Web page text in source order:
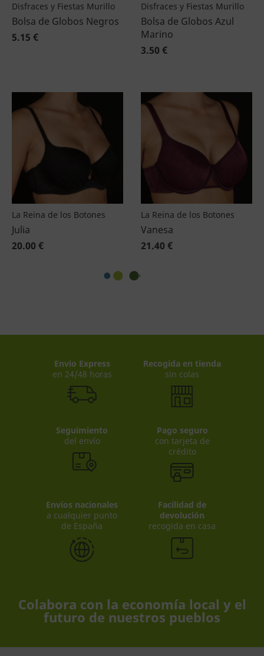
Disfraces y Fiestas Murillo
Bolsa de Globos Negros
5.15 €
Disfraces y Fiestas Murillo
Bolsa de Globos Azul
Marino
3.50 €
La Reina de los Botones
Julia
20.00 €
La Reina de los Botones
Vanesa
21.40 €
Envio Express
en 24/48 horas
Recogida en tienda
sin colas
Seguimiento
del envío
Pago seguro
con tarjeta de
crédito
Envíos nacionales
a cualquier punto
de España
Facilidad de
devolución
recogida en casa
Colabora con la economía local y el
futuro de nuestros pueblos